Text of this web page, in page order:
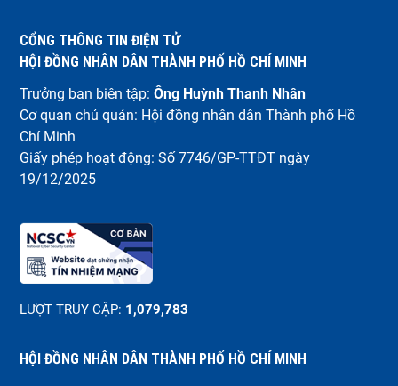
CỔNG THÔNG TIN ĐIỆN TỬ
HỘI ĐỒNG NHÂN DÂN THÀNH PHỐ HỒ CHÍ MINH
Trưởng ban biên tập: Ông Huỳnh Thanh Nhân
Cơ quan chủ quản: Hội đồng nhân dân Thành phố Hồ
Chí Minh
Giấy phép hoạt động: Số 7746/GP-TTĐT ngày
19/12/2025
LƯỢT TRUY CẬP: 1,079,783
HỘI ĐỒNG NHÂN DÂN THÀNH PHỐ HỒ CHÍ MINH